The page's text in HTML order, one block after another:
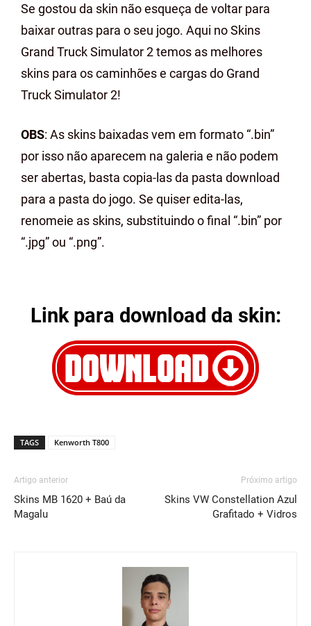
Se gostou da skin não esqueça de voltar para
baixar outras para o seu jogo. Aqui no Skins
Grand Truck Simulator 2 temos as melhores
skins para os caminhões e cargas do Grand
Truck Simulator 2!
OBS: As skins baixadas vem em formato “.bin”
por isso não aparecem na galeria e não podem
ser abertas, basta copia-las da pasta download
para a pasta do jogo. Se quiser edita-las,
renomeie as skins, substituindo o final “.bin” por
“.jpg” ou “.png”.
Link para download da skin:
TAGS Kenworth T800
Artigo anterior
Skins MB 1620 + Baú da
Magalu
Próximo artigo
Skins VW Constellation Azul
Grafitado + Vidros